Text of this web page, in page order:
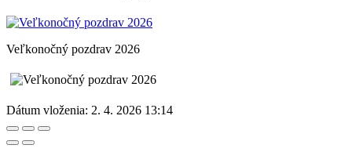
Veľkonočný pozdrav 2026
Dátum vloženia: 2. 4. 2026 13:14